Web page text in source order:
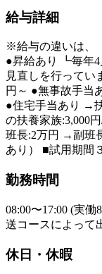
給与詳細
※給与の違いは、
●昇給あり ┗毎年
見直しを行ってい
円～ ●無事故手当
●住宅手当あり →
の扶養家族:3,000
班長:2万円 →副班
あり） ■試用期間
勤務時間
08:00〜17:00 (実
送コースによって
休日・休暇